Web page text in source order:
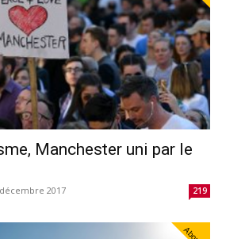
Manchester uni par le
2017 219